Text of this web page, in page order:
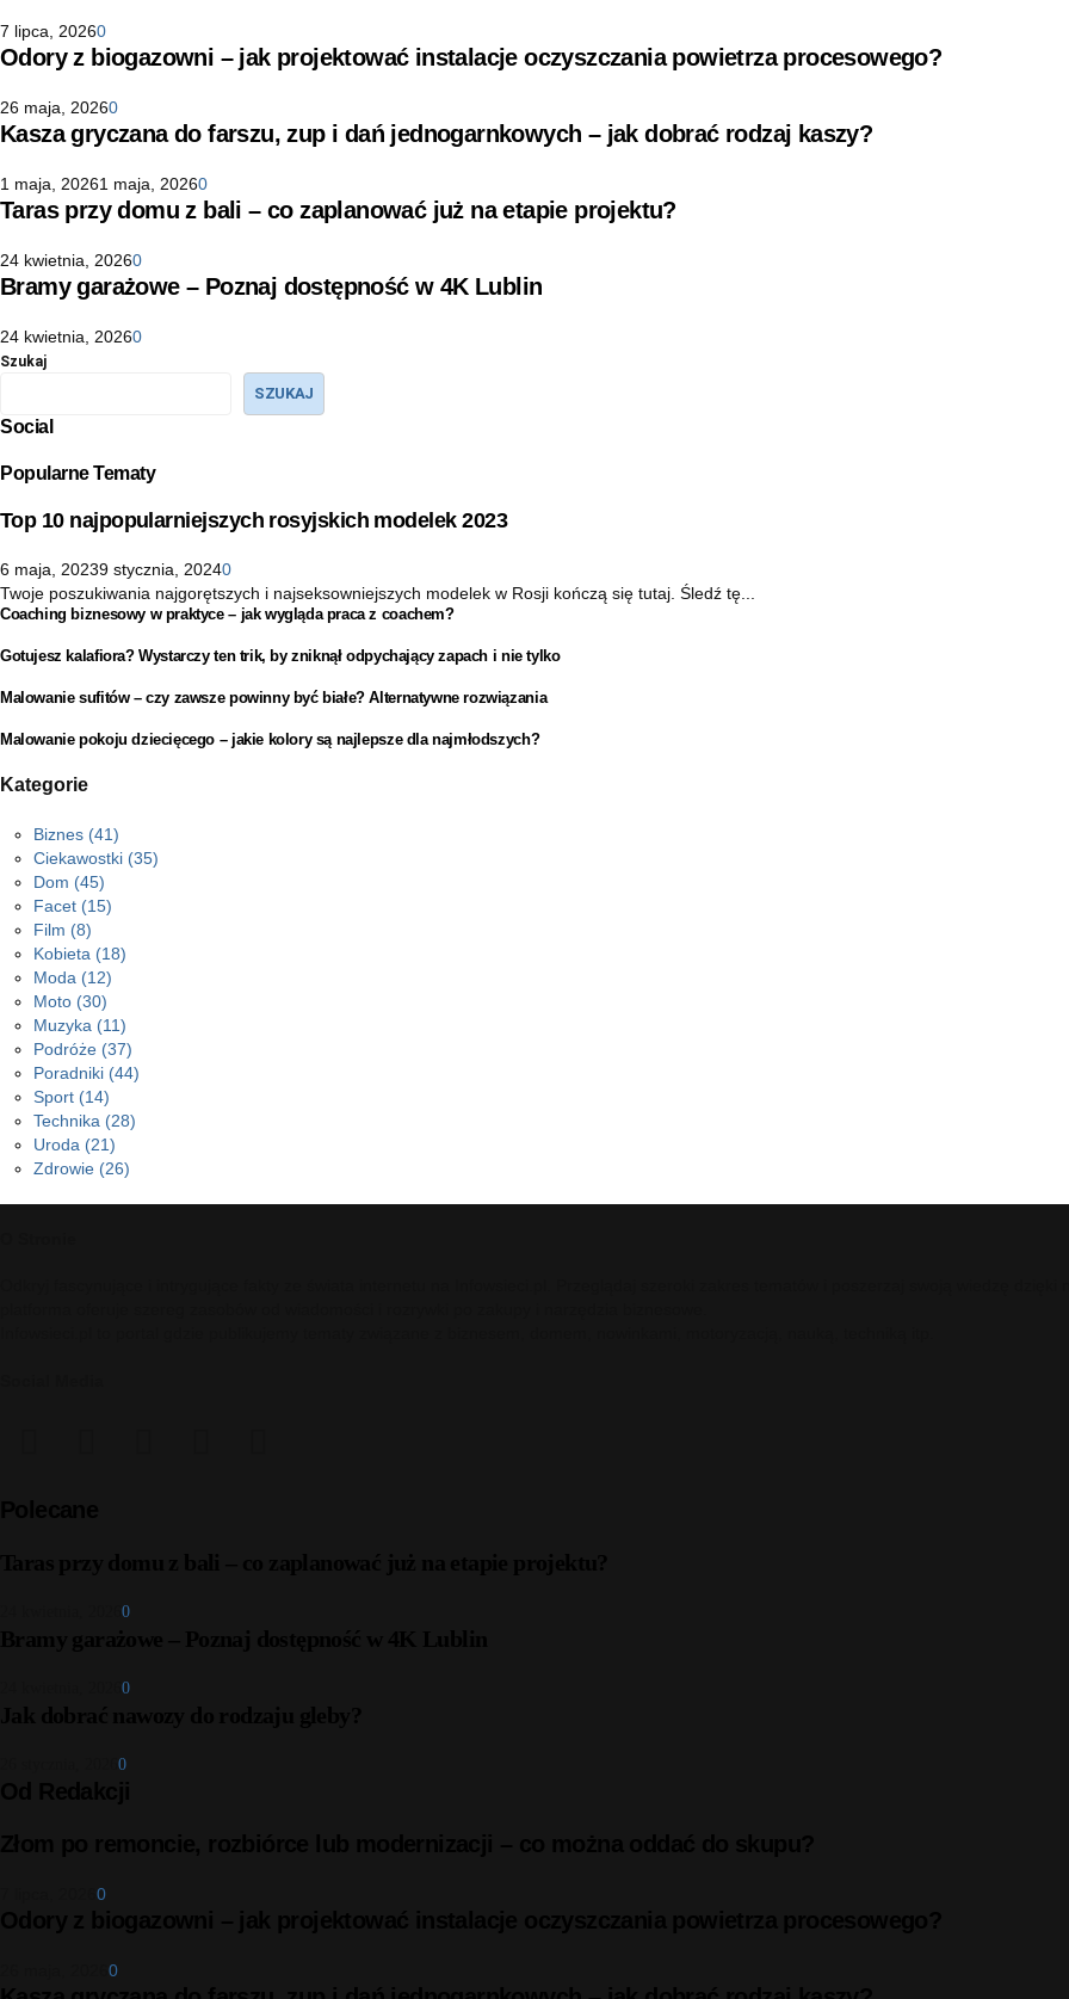
7 lipca, 20260
Odory z biogazowni – jak projektować instalacje oczyszczania powietrza procesowego?
26 maja, 20260
Kasza gryczana do farszu, zup i dań jednogarnkowych – jak dobrać rodzaj kaszy?
1 maja, 20261 maja, 20260
Taras przy domu z bali – co zaplanować już na etapie projektu?
24 kwietnia, 20260
Bramy garażowe – Poznaj dostępność w 4K Lublin
24 kwietnia, 20260
Szukaj
SZUKAJ
Social
Popularne Tematy
Top 10 najpopularniejszych rosyjskich modelek 2023
6 maja, 20239 stycznia, 20240
Twoje poszukiwania najgorętszych i najseksowniejszych modelek w Rosji kończą się tutaj. Śledź tę...
Coaching biznesowy w praktyce – jak wygląda praca z coachem?
Gotujesz kalafiora? Wystarczy ten trik, by zniknął odpychający zapach i nie tylko
Malowanie sufitów – czy zawsze powinny być białe? Alternatywne rozwiązania
Malowanie pokoju dziecięcego – jakie kolory są najlepsze dla najmłodszych?
Kategorie
Biznes (41)
Ciekawostki (35)
Dom (45)
Facet (15)
Film (8)
Kobieta (18)
Moda (12)
Moto (30)
Muzyka (11)
Podróże (37)
Poradniki (44)
Sport (14)
Technika (28)
Uroda (21)
Zdrowie (26)
0
0
0
0
0